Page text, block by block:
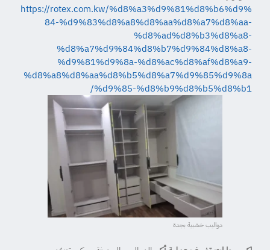
https://rotex.com.kw/%d8%a3%d9%81%d8%b6%d9%
84-%d9%83%d8%a8%d8%aa%d8%a7%d8%aa-
%d8%ad%d8%b3%d8%a8-
%d8%a7%d9%84%d8%b7%d9%84%d8%a8-
%d9%81%d9%8a-%d8%ac%d8%af%d8%a9-
%d8%a8%d8%aa%d8%b5%d8%a7%d9%85%d9%8a
%d9%85-%d8%b9%d8%b5%d8%b1/
دواليب خشبية بجدة